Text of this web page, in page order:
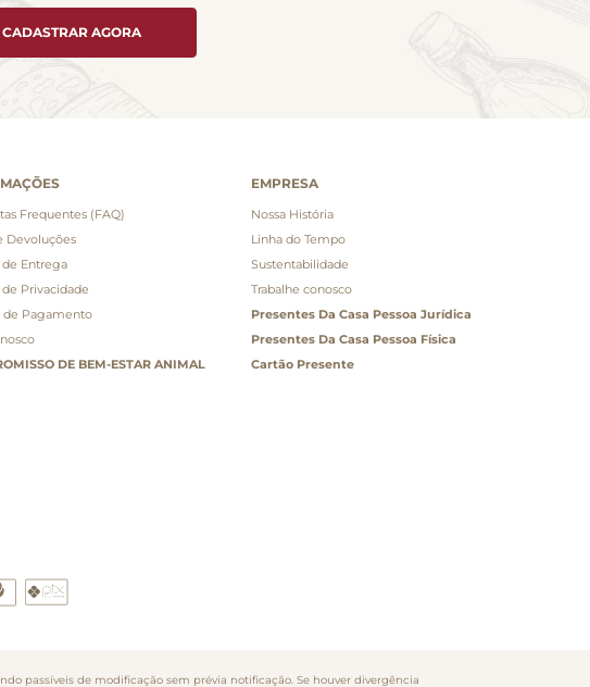
CADASTRAR AGORA
Frequentes (FAQ)
Devoluções
Entrega
Privacidade
de Pagamento
DE BEM-ESTAR ANIMAL
EMPRESA
Nossa História
Linha do Tempo
Sustentabilidade
Trabalhe conosco
Presentes Da Casa Pessoa Jurídica
Presentes Da Casa Pessoa Física
Cartão Presente
passíveis de modificação sem prévia notificação. Se houver divergência